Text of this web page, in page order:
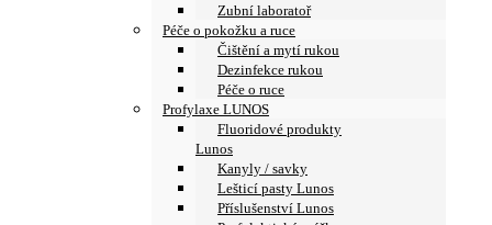
Zubní laboratoř
Péče o pokožku a ruce
Čištění a mytí rukou
Dezinfekce rukou
Péče o ruce
Profylaxe LUNOS
Fluoridové produkty
Lunos
Kanyly / savky
Lešticí pasty Lunos
Příslušenství Lunos